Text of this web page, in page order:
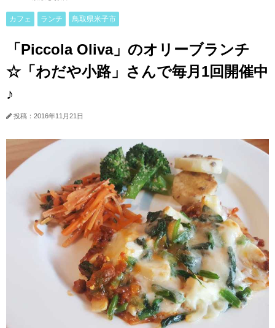
カフェ ランチ 鳥取県米子市
「Piccola Oliva」のオリーブランチ
☆「わだや小路」さんで毎月1回開催中
♪
投稿：2016年11月21日